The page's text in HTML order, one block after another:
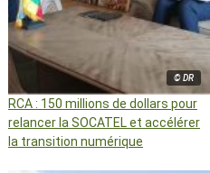
© DR
RCA : 150 millions de dollars pour
relancer la SOCATEL et accélérer
la transition numérique